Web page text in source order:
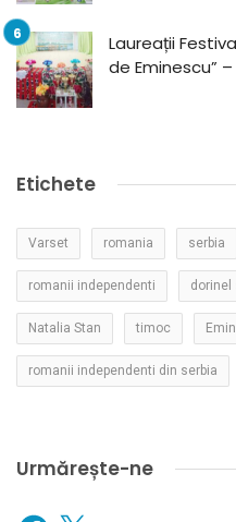
Laureații
de Eminescu”
Etichete
Varset romania serbia
romanii independenti dorinel
Natalia Stan timoc
romanii independenti din serbia
Urmărește-ne